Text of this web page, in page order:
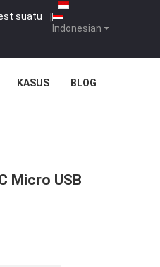
Indonesian
suatu |
KASUS BLOG
Micro USB